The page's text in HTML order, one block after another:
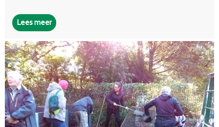
Lees meer